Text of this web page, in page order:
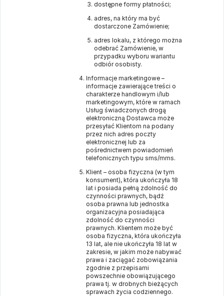
dostępne formy płatności;
adres, na który ma być
dostarczone Zamówienie;
adres lokalu, z którego można
odebrać Zamówienie, w
przypadku wyboru wariantu
odbiór osobisty.
Informacje marketingowe –
informacje zawierające treści o
charakterze handlowym i/lub
marketingowym, które w ramach
Usług świadczonych drogą
elektroniczną Dostawca może
przesyłać Klientom na podany
przez nich adres poczty
elektronicznej lub za
pośrednictwem powiadomień
telefonicznych typu sms/mms.
Klient – osoba fizyczna (w tym
konsument), która ukończyła 18
lat i posiada pełną zdolność do
czynności prawnych, bądź
osoba prawna lub jednostka
organizacyjna posiadająca
zdolność do czynności
prawnych. Klientem może być
osoba fizyczna, która ukończyła
13 lat, ale nie ukończyła 18 lat w
zakresie, w jakim może nabywać
prawa i zaciągać zobowiązania
zgodnie z przepisami
powszechnie obowiązującego
prawa tj. w drobnych bieżących
sprawach życia codziennego.